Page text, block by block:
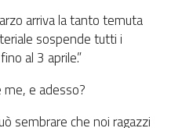
arriva la tanto temuta
sospende tutti i
al 3 aprile.”
e adesso?
sembrare che noi ragazzi